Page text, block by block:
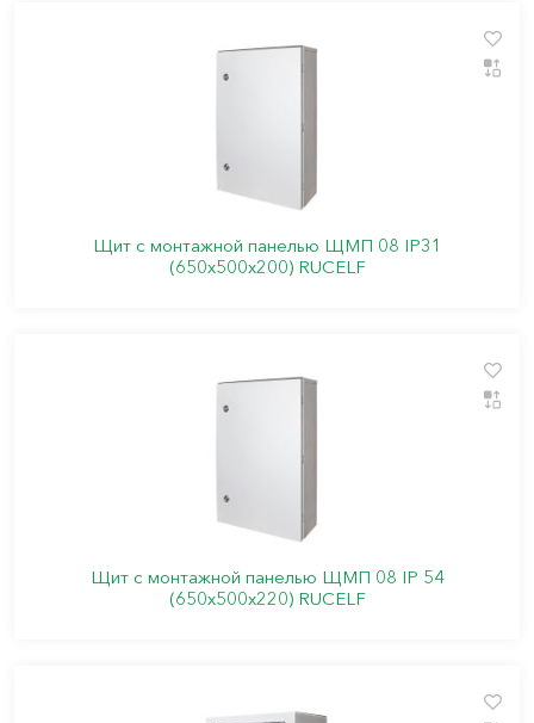
Щит с монтажной панелью ЩМП 08 IP31
(650х500х200) RUCELF
Щит с монтажной панелью ЩМП 08 IP 54
(650х500х220) RUCELF